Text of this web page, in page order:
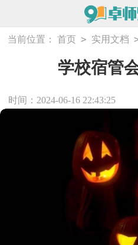
当前位置： 首页 > 实用文档
学校宿管
时间：2024-06-16 22:43:25